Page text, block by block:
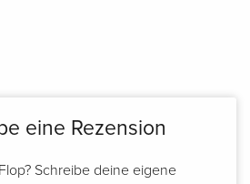
eine Rezension
Schreibe deine eigene